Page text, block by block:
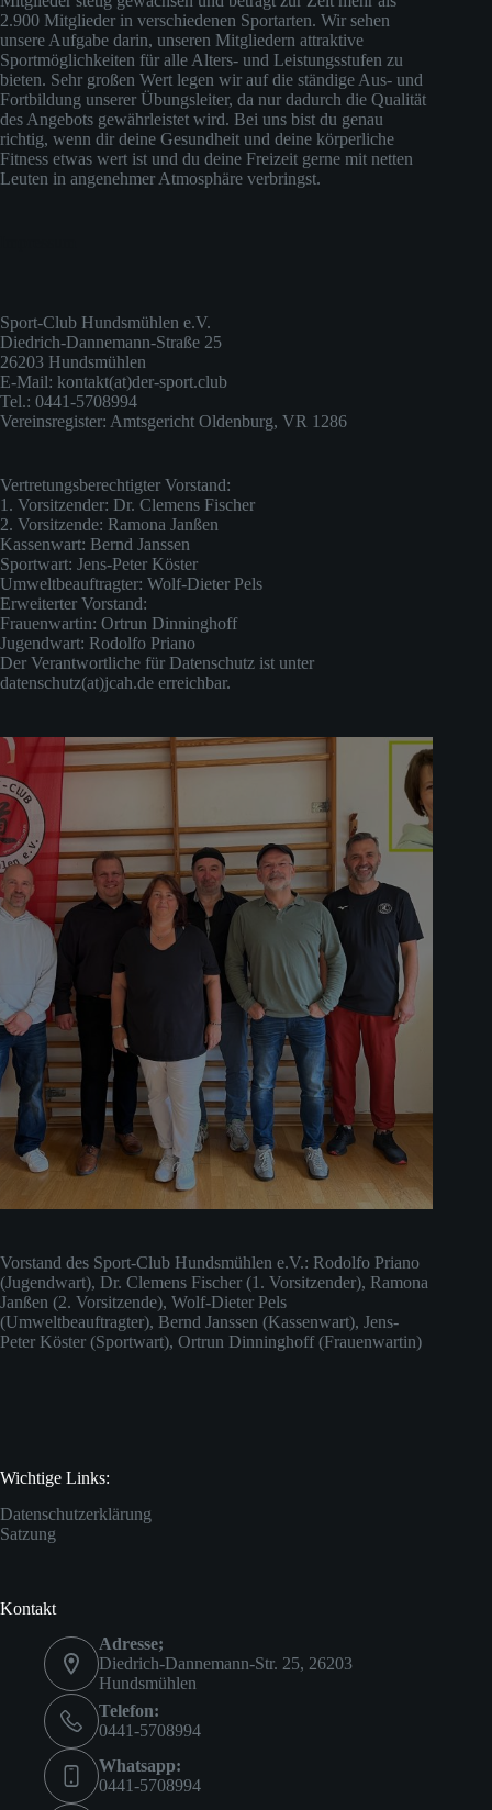
2.900 Mitglieder in verschiedenen Sportarten. Wir sehen
unsere Aufgabe darin, unseren Mitgliedern attraktive
Sportmöglichkeiten für alle Alters- und Leistungsstufen zu
bieten. Sehr großen Wert legen wir auf die ständige Aus- und
Fortbildung unserer Übungsleiter, da nur dadurch die Qualität
des Angebots gewährleistet wird. Bei uns bist du genau
richtig, wenn dir deine Gesundheit und deine körperliche
Fitness etwas wert ist und du deine Freizeit gerne mit netten
Leuten in angenehmer Atmosphäre verbringst.
Sport-Club Hundsmühlen e.V.
Diedrich-Dannemann-Straße 25
26203 Hundsmühlen
E-Mail: kontakt(at)der-sport.club
Tel.: 0441-5708994
Vereinsregister: Amtsgericht Oldenburg, VR 1286
Vertretungsberechtigter Vorstand:
1. Vorsitzender: Dr. Clemens Fischer
2. Vorsitzende: Ramona Janßen
Kassenwart: Bernd Janssen
Sportwart: Jens-Peter Köster
Umweltbeauftragter: Wolf-Dieter Pels
Erweiterter Vorstand:
Frauenwartin: Ortrun Dinninghoff
Jugendwart: Rodolfo Priano
Der Verantwortliche für Datenschutz ist unter
datenschutz(at)jcah.de erreichbar.
Vorstand des Sport-Club Hundsmühlen e.V.: Rodolfo Priano
(Jugendwart), Dr. Clemens Fischer (1. Vorsitzender), Ramona
Janßen (2. Vorsitzende), Wolf-Dieter Pels
(Umweltbeauftragter), Bernd Janssen (Kassenwart), Jens-
Peter Köster (Sportwart), Ortrun Dinninghoff (Frauenwartin)
Wichtige Links:
Datenschutzerklärung
Satzung
Kontakt
Adresse;
Diedrich-Dannemann-Str. 25, 26203
Hundsmühlen
Telefon:
0441-5708994
Whatsapp:
0441-5708994